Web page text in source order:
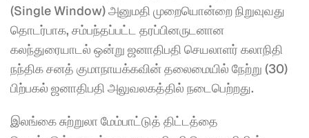
(Single Window) அனுமதி முறையொன்றை நிறுவுவது
தொடர்பாக, சம்பந்தப்பட்ட தரப்பினருடனான
கலந்துரையாடல் ஒன்று ஜனாதிபதி செயலாளர் கலாநிதி
நந்திக சனத் குமாநாயக்கவின் தலைமையில் நேற்று (30)
பிற்பகல் ஜனாதிபதி அலுவலகத்தில் நடைபெற்றது.
இலங்கை சுற்றுலா மேம்பாட்டுத் திட்டத்தை